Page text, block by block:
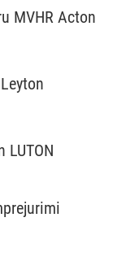
MVHR Acton
LUTON